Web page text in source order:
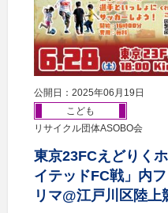
公開日：2025年06月19日
こども
リサイクル団体ASOBO会
東京23FCえどりく
イテッドFC戦」内
リマ@江戸川区陸上